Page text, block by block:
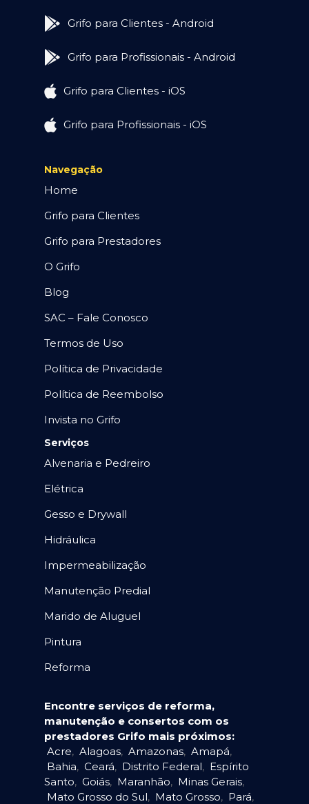
Grifo para Clientes - Android
Grifo para Profissionais - Android
Grifo para Clientes - iOS
Grifo para Profissionais - iOS
Navegação
Home
Grifo para Clientes
Grifo para Prestadores
O Grifo
Blog
SAC – Fale Conosco
Termos de Uso
Política de Privacidade
Política de Reembolso
Invista no Grifo
Serviços
Alvenaria e Pedreiro
Elétrica
Gesso e Drywall
Hidráulica
Impermeabilização
Manutenção Predial
Marido de Aluguel
Pintura
Reforma
Encontre serviços de reforma,
manutenção e consertos com os
prestadores Grifo mais próximos:
Acre, Alagoas, Amazonas, Amapá,
Bahia, Ceará, Distrito Federal, Espírito
Santo, Goiás, Maranhão, Minas Gerais,
Mato Grosso do Sul, Mato Grosso, Pará,